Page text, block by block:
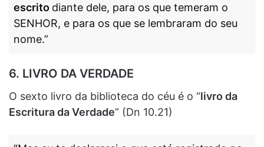
escrito diante dele, para os que temeram o
SENHOR, e para os que se lembraram do seu
nome.”
6. LIVRO DA VERDADE
O sexto livro da biblioteca do céu é o “livro da
Escritura da Verdade” (Dn 10.21)